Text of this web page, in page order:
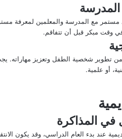
مع المدرسة والمعلمين لمعرفة
وقت مبكر قبل أن تتفاقم.
من تطوير شخصية الطفل وتعزيز
أو علمية.
في المذاكرة
عند بدء العام الدراسي، وقد يكون